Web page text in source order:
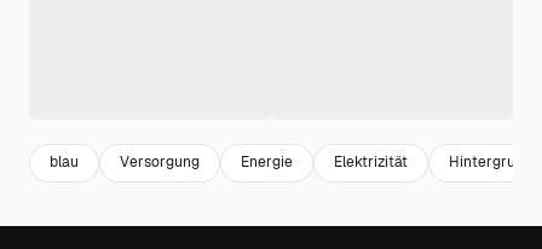
blau Versorgung Energie Elektrizität Hintergrund